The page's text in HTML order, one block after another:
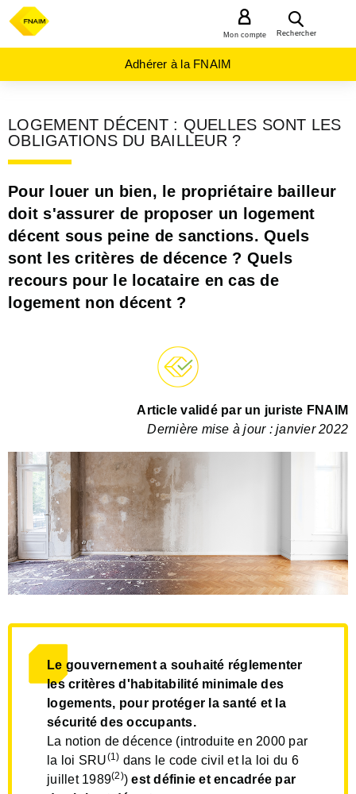
Rechercher
Mon compte
Adhérer à la FNAIM
LOGEMENT DÉCENT : QUELLES SONT LES
OBLIGATIONS DU BAILLEUR ?
Pour louer un bien, le propriétaire bailleur
doit s'assurer de proposer un logement
décent sous peine de sanctions. Quels
sont les critères de décence ? Quels
recours pour le locataire en cas de
logement non décent ?
Article validé par un juriste FNAIM
Dernière mise à jour : janvier 2022
Le gouvernement a souhaité réglementer
les critères d'habitabilité minimale des
logements, pour protéger la santé et la
sécurité des occupants.
La notion de décence (introduite en 2000 par
la loi SRU(1) dans le code civil et la loi du 6
juillet 1989(2)) est définie et encadrée par